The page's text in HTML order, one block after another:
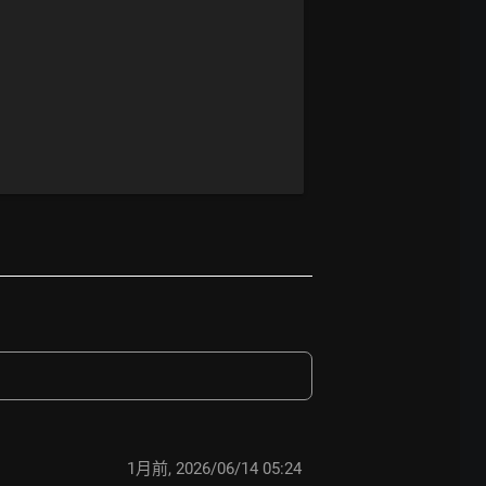
1月前, 2026/06/14 05:24